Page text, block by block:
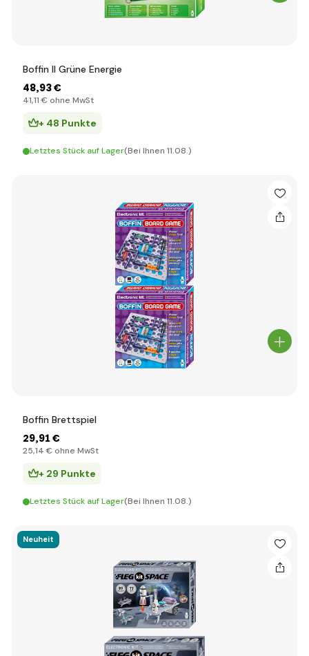
Boffin II Grüne Energie
48,93 €
41,11 € ohne MwSt
+ 48 Punkte
Letztes Stück auf Lager(Bei Ihnen 11.08.)
Boffin Brettspiel
29,91 €
25,14 € ohne MwSt
+ 29 Punkte
Letztes Stück auf Lager(Bei Ihnen 11.08.)
Neuheit